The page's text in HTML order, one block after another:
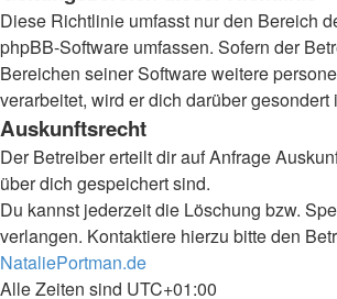
Diese Richtlinie umfasst nur den Bereich
phpBB-Software umfassen. Sofern der
Bereichen seiner Software weitere
verarbeitet, wird er dich darüber gesondert
Auskunftsrecht
Der Betreiber erteilt dir auf Anfrage
über dich gespeichert sind.
Du kannst jederzeit die Löschung bzw.
verlangen. Kontaktiere hierzu bitte den
NataliePortman.de
Alle Zeiten sind UTC+01:00